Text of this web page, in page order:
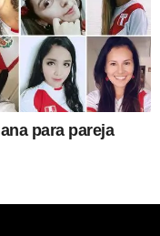
para pareja